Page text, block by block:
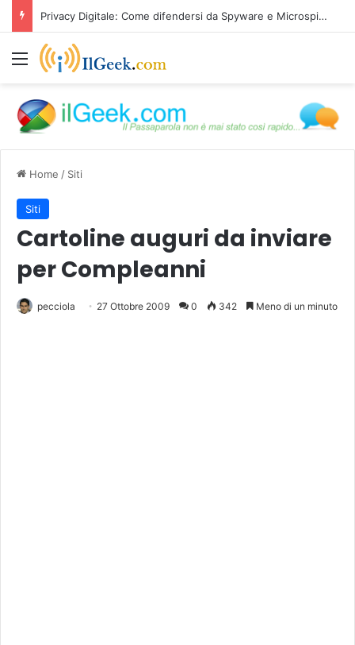
Privacy Digitale: Come difendersi da Spyware e Microspie di Nuova Generazione
Menu
Home / Siti
Siti
Cartoline auguri da inviare
per Compleanni
pecciola 27 Ottobre 2009 0 342 Meno di un minuto